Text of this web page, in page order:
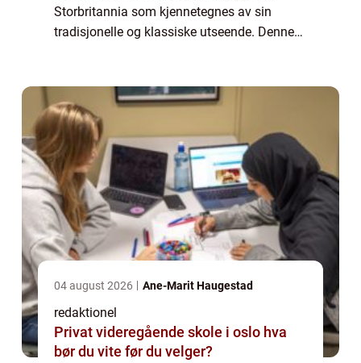
Storbritannia som kjennetegnes av sin
tradisjonelle og klassiske utseende. Denne
04 august 2026 Ane-Marit Haugestad
redaktionel
Privat videregående skole i oslo hva
bør du vite før du velger?